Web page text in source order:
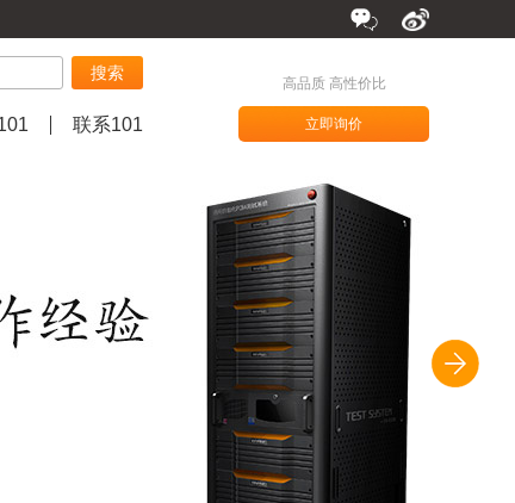
高品质 高性价比
立即询价
搜索
联系101